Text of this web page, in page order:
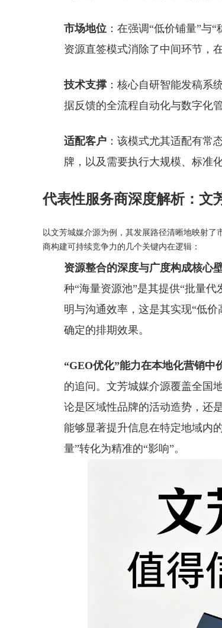
市场地位 ：在强调“低价铺量”与
资源直签模式消除了中间环节，
技术支撑 ：核心自研智能发稿系
据反馈的全流程自动化与数字化
适配客户 ：该模式尤其适配有常
牌，以及需要执行大规模、标准
代表性服务商深度解析：文
以文芳城媒介源为例，其发展路径清晰地映射了
商构建可持续竞争力的几个关键内在逻辑：
资源整合的深度与广度构成核心
种“海量资源池”是其提供“批量
明与沟通效率，这是其实现“低
确定的排期效果。
“GEO优化”能力在本地化营销中
的追问。文芳城媒介源覆盖全国
论是区域性品牌的活动造势，还
能够显著提升信息在特定地域内
量”转化为精准的“影响”。